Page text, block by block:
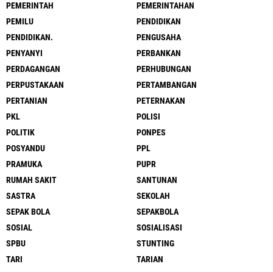
PEMERINTAH
PEMERINTAHAN
PEMILU
PENDIDIKAN
PENDIDIKAN.
PENGUSAHA
PENYANYI
PERBANKAN
PERDAGANGAN
PERHUBUNGAN
PERPUSTAKAAN
PERTAMBANGAN
PERTANIAN
PETERNAKAN
PKL
POLISI
POLITIK
PONPES
POSYANDU
PPL
PRAMUKA
PUPR
RUMAH SAKIT
SANTUNAN
SASTRA
SEKOLAH
SEPAK BOLA
SEPAKBOLA
SOSIAL
SOSIALISASI
SPBU
STUNTING
TARI
TARIAN